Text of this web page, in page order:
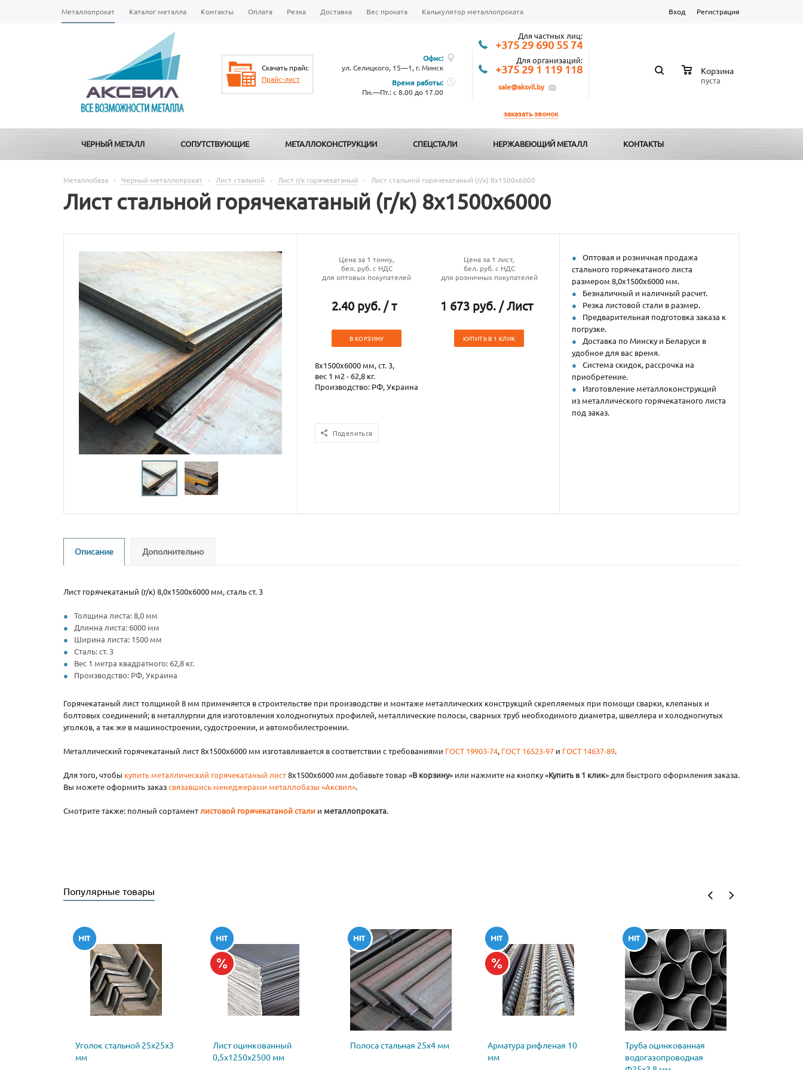
Металлопрокат Каталог металла Контакты Оплата Резка Доставка Вес проката Калькулятор металлопроката Вход Регистрация
Скачать прайс
Прайс-лист
Офис:
ул. Селицкого, 15—1, г. Минск
Время работы:
Пн.—Пт.: с 8.00 до 17.00
Для частных лиц:
+375 29 690 55 74
Для организаций:
+375 29 1 119 118
sale@aksvil.by
заказать звонок
Корзина
пуста
ЧЕРНЫЙ МЕТАЛЛ СОПУТСТВУЮЩИЕ МЕТАЛЛОКОНСТРУКЦИИ СПЕЦСТАЛИ НЕРЖАВЕЮЩИЙ МЕТАЛЛ КОНТАКТЫ
Металлобаза - Черный металлопрокат - Лист стальной - Лист г/к горячекатаный - Лист стальной горячекатаный (г/к) 8х1500х6000
Лист стальной горячекатаный (г/к) 8х1500х6000
Цена за 1 тонну,
бел. руб. с НДС
для оптовых покупателей
2.40 руб. / т
Цена за 1 лист,
бел. руб. с НДС
для розничных покупателей
1 673 руб. / Лист
В КОРЗИНУ КУПИТЬ В 1 КЛИК
8х1500х6000 мм, ст. 3,
вес 1 м2 - 62,8 кг.
Производство: РФ, Украина
Поделиться
Оптовая и розничная продажа
стального горячекатаного листа
размером 8,0х1500х6000 мм.
Безналичный и наличный расчет.
Резка листовой стали в размер.
Предварительная подготовка заказа к
погрузке.
Доставка по Минску и Беларуси в
удобное для вас время.
Система скидок, рассрочка на
приобретение.
Изготовление металлоконструкций
из металлического горячекатаного листа
под заказ.
Описание Дополнительно
Лист горячекатаный (г/к) 8,0х1500х6000 мм, сталь ст. 3
Толщина листа: 8,0 мм
Длинна листа: 6000 мм
Ширина листа: 1500 мм
Сталь: ст. 3
Вес 1 метра квадратного: 62,8 кг.
Производство: РФ, Украина
Горячекатаный лист толщиной 8 мм применяется в строительстве при производстве и монтаже металлических конструкций скрепляемых при помощи сварки, клепаных и
болтовых соединений; в металлургии для изготовления холодногнутых профилей, металлические полосы, сварных труб необходимого диаметра, швеллера и холодногнутых
уголков, а так же в машиностроении, судостроении, и автомобилестроении.
Металлический горячекатаный лист 8х1500х6000 мм изготавливается в соответствии с требованиями ГОСТ 19903-74, ГОСТ 16523-97 и ГОСТ 14637-89.
Для того, чтобы купить металлический горячекатаный лист8х1500х6000 мм добавьте товар «В корзину» или нажмите на кнопку «Купить в 1 клик» для быстрого оформления заказа.
Вы можете оформить заказсвязавшись менеджерами металлобазы «Аксвил».
Смотрите также: полный сортаментлистовой горячекатаной стали и металлопроката.
Популярные товары
Уголок стальной 25х25х3
мм
Лист оцинкованный
0,5х1250х2500 мм
Полоса стальная 25х4 мм
Арматура рифленая 10
мм
Труба оцинкованная
водогазопроводная